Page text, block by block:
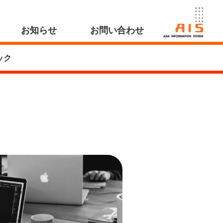
お知らせ お問い合わせ
ク